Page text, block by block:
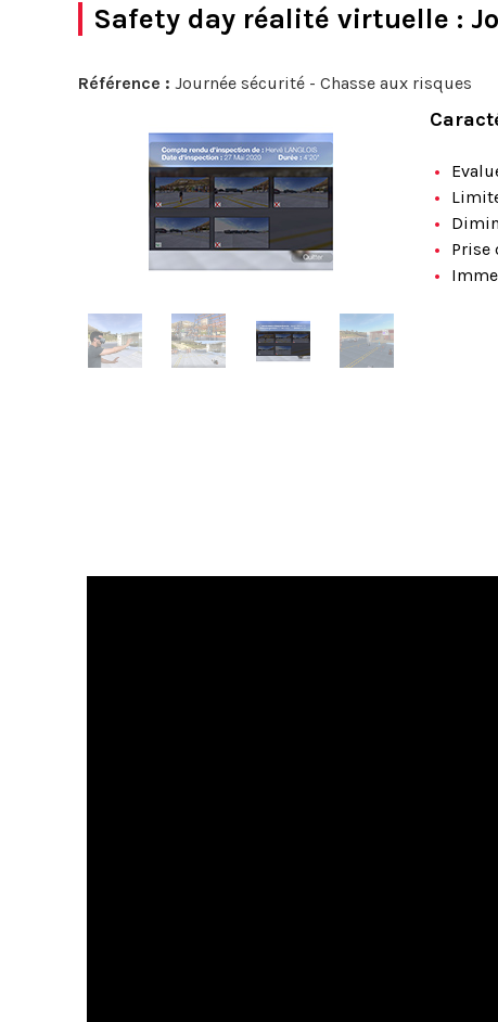
Safety day réalité virtuelle :
Référence : Journée sécurité - Chasse aux risques
Prise